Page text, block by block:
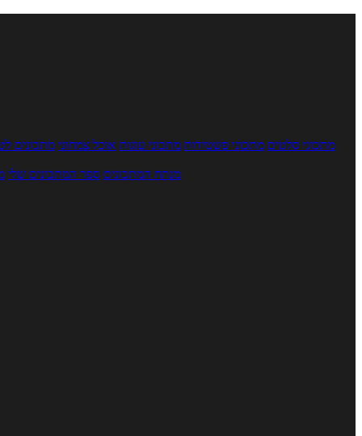
מתכוני סלטים מתכוני פשטידות מתכוני עוגות אוכל צמחוני מתכונים
מנתח המתכונים ספר המתכונים שלי